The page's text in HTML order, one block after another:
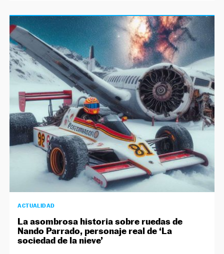
ACTUALIDAD
La asombrosa historia sobre ruedas de
Nando Parrado, personaje real de ‘La
sociedad de la nieve’